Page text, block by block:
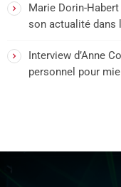
Marie Dorin-
son actualité dans
Interview d’Anne
personnel pour